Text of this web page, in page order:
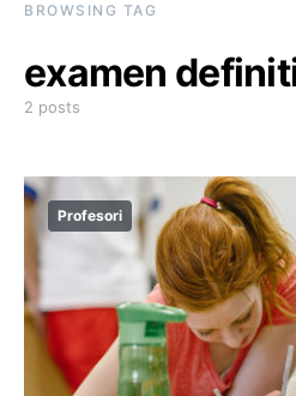
BROWSING TAG
examen
2 posts
Profesori